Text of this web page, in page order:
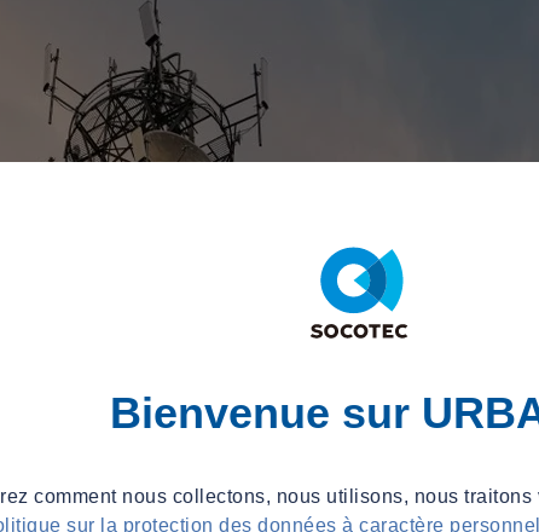
Bienvenue sur
comment nous collectons, nous utilisons, nous
sur la protection des données à caractère personnel